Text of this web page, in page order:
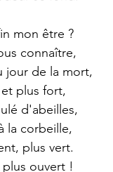
mon être ?
connaître,
jour de la mort,
plus fort,
d'abeilles,
la corbeille,
plus vert.
ouvert !